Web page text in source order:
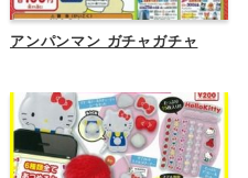
アンパンマン ガチャガチャ